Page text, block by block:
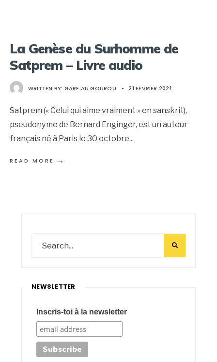
La Genèse du Surhomme de
Satprem – Livre audio
WRITTEN BY: GARE AU GOUROU • 21 FÉVRIER 2021
Satprem (« Celui qui aime vraiment » en sanskrit),
pseudonyme de Bernard Enginger, est un auteur
français né à Paris le 30 octobre...
READ MORE →
NEWSLETTER
Inscris-toi à la newsletter